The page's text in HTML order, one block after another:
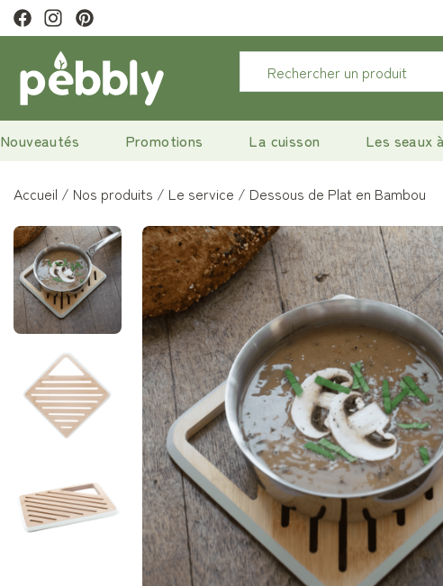
pour profiter de 10% de remise.
Nouveautés Promotions La cuisson Les seaux
Accueil Nos produits Le service Dessous de Plat en Bambou